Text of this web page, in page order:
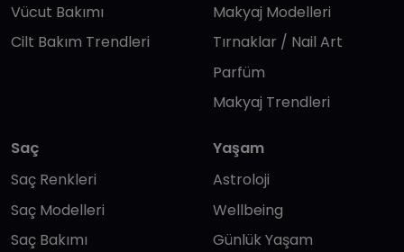
Vücut Bakımı
Cilt Bakım Trendleri
Makyaj Modelleri
Tırnaklar / Nail Art
Parfüm
Makyaj Trendleri
Saç
Saç Renkleri
Saç Modelleri
Saç Bakımı
Yaşam
Astroloji
Wellbeing
Günlük Yaşam